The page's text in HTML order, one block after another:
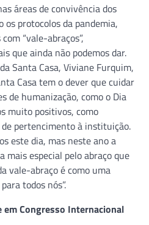
áreas de convivência dos
os protocolos da pandemia,
“vale-abraços”,
que ainda não podemos dar.
Santa Casa, Viviane Furquim,
Casa tem o dever que cuidar
de humanização, como o Dia
muito positivos, como
pertencimento à instituição.
este dia, mas neste ano a
mais especial pelo abraço que
vale-abraço é como uma
todos nós”.
Congresso Internacional